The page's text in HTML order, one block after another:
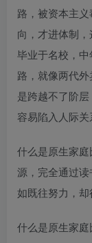
路，被资本主
向，才进体制
毕业于名校，
路，就像两代
是跨越不了阶
容易陷入人际关
什么是原生家
源，完全通过
如既往努力，却
什么是原生家